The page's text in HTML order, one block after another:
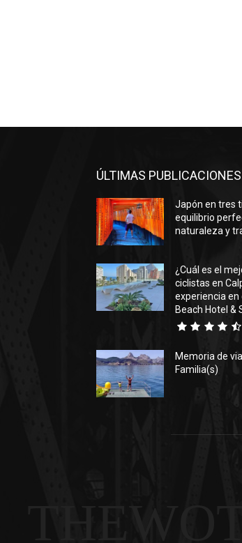
ÚLTIMAS PUBLICACIONES
Japón en tres
equilibrio
naturaleza y
¿Cuál es el
ciclistas en
experiencia en
Beach Hotel &
Memoria de
Familia(s)